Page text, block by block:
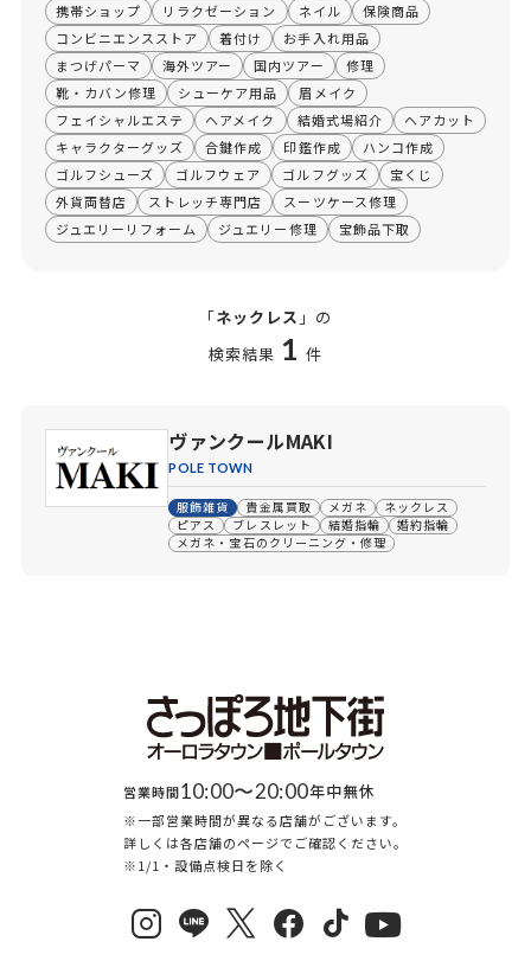
携帯ショップ
リラクゼーション ネイル
保険商品
コンビニエンスストア
着付け
お手入れ用品
まつげパーマ
海外ツアー 国内ツアー
修理
靴・カバン修理
シューケア用品
眉メイク
フェイシャルエステ
ヘアメイク 結婚式場紹介
ヘアカット
キャラクターグッズ
合鍵作成 印鑑作成
ハンコ作成
ゴルフシューズ
ゴルフウェア ゴルフグッズ
宝くじ
外貨両替店
ストレッチ専門店
スーツケース修理
ジュエリーリフォーム
ジュエリー修理 宝飾品下取
「ネックレス 」の
検索結果 1 件
ヴァンクールMAKI
POLE TOWN
服飾雑貨 貴金属買取 メガネ
ネックレス
ピアス
ブレスレット 結婚指輪
婚約指輪
メガネ・宝石のクリーニング・修理
営業時間10:00〜20:00年中無休
※一部営業時間が異なる店舗がございます。
詳しくは各店舗のページでご確認ください。
※1/1・設備点検日を除く